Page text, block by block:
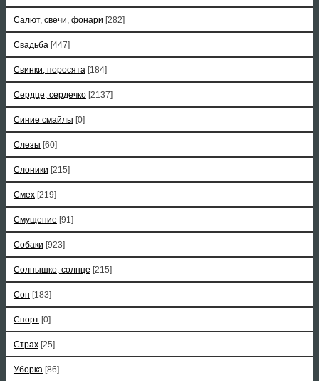
Салют, свечи, фонари [282]
Свадьба [447]
Свинки, поросята [184]
Сердце, сердечко [2137]
Синие смайлы [0]
Слезы [60]
Слоники [215]
Смех [219]
Смущение [91]
Собаки [923]
Солнышко, солнце [215]
Сон [183]
Спорт [0]
Страх [25]
Уборка [86]